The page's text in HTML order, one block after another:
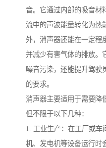
音。它通过内部的吸音材
流中的声波能量转化为热
外，消声器还能在一定程
并减少有害气体的排放。
噪音污染，还能提升驾驶
的要求。
消声器主要适用于需要降
但不限于以下几种：
1. 工业生产：在工厂或车
机、发电机等设备运行时